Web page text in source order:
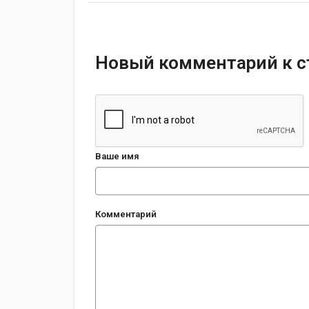
Новый комментарий к
Ваше имя
Комментарий